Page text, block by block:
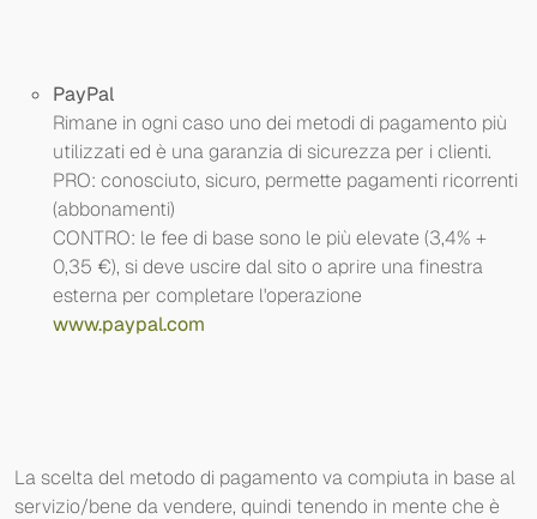
PayPal
Rimane in ogni caso uno dei metodi di pagamento più
utilizzati ed è una garanzia di sicurezza per i clienti.
PRO: conosciuto, sicuro, permette pagamenti ricorrenti
(abbonamenti)
CONTRO: le fee di base sono le più elevate (3,4% +
0,35 €), si deve uscire dal sito o aprire una finestra
esterna per completare l'operazione
www.paypal.com
La scelta del metodo di pagamento va compiuta in base al
servizio/bene da vendere, quindi tenendo in mente che è